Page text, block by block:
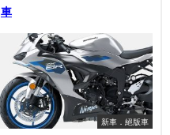
車
新車．絕版車